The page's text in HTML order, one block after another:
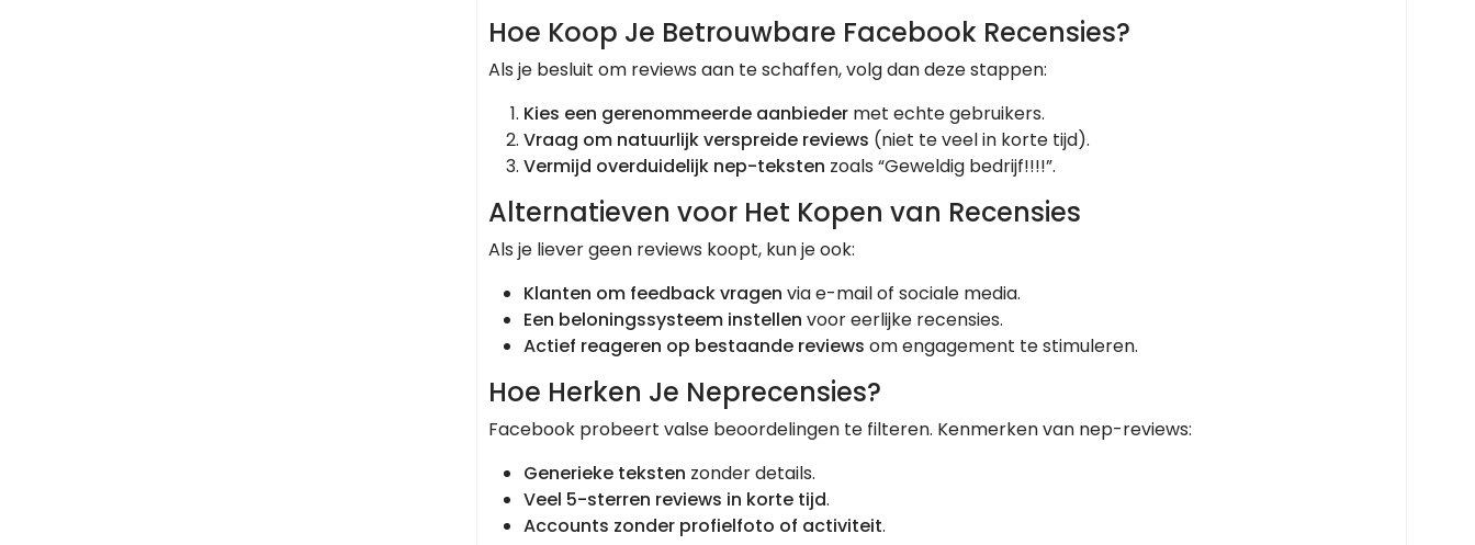
Hoe Koop Je Betrouwbare Facebook Recensies?
Als je besluit om reviews aan te schaffen, volg dan deze stappen:
Kies een gerenommeerde aanbieder met echte gebruikers.
Vraag om natuurlijk verspreide reviews (niet te veel in korte tijd).
Vermijd overduidelijk nep-teksten zoals “Geweldig bedrijf!!!!”.
Alternatieven voor Het Kopen van Recensies
Als je liever geen reviews koopt, kun je ook:
Klanten om feedback vragen via e-mail of sociale media.
Een beloningssysteem instellen voor eerlijke recensies.
Actief reageren op bestaande reviews om engagement te stimuleren.
Hoe Herken Je Neprecensies?
Facebook probeert valse beoordelingen te filteren. Kenmerken van nep-reviews:
Generieke teksten zonder details.
Veel 5-sterren reviews in korte tijd.
Accounts zonder profielfoto of activiteit.